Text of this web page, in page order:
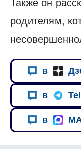
Также он
родителям,
в
в
в